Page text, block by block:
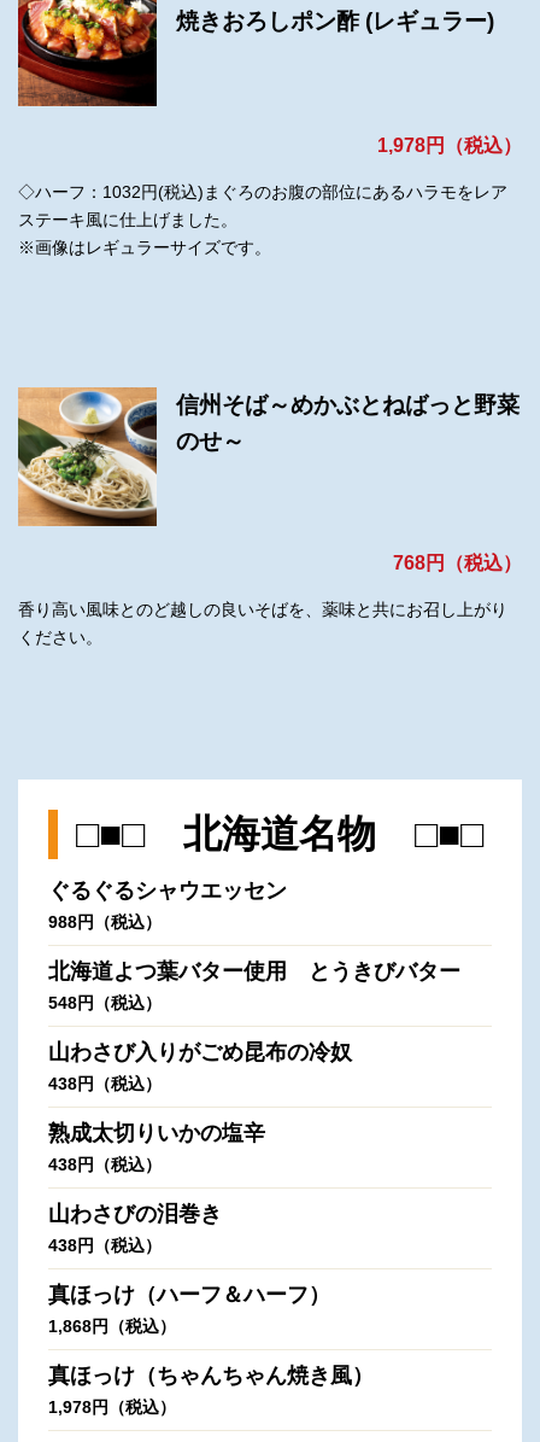
焼きおろしポン酢 (レギュラー)
1,978円（税込）
◇ハーフ：1032円(税込)まぐろのお腹の部位にあるハラモをレア
ステーキ風に仕上げました。
※画像はレギュラーサイズです。
信州そば～めかぶとねばっと野菜
のせ～
768円（税込）
香り高い風味とのど越しの良いそばを、薬味と共にお召し上がり
ください。
□■□ 北海道名物 □■□
ぐるぐるシャウエッセン
988円（税込）
北海道よつ葉バター使用 とうきびバター
548円（税込）
山わさび入りがごめ昆布の冷奴
438円（税込）
熟成太切りいかの塩辛
438円（税込）
山わさびの泪巻き
438円（税込）
真ほっけ（ハーフ＆ハーフ）
1,868円（税込）
真ほっけ（ちゃんちゃん焼き風）
1,978円（税込）